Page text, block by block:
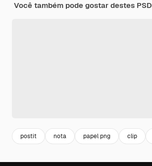
Você também pode gostar destes PSD
postit nota papel png clip